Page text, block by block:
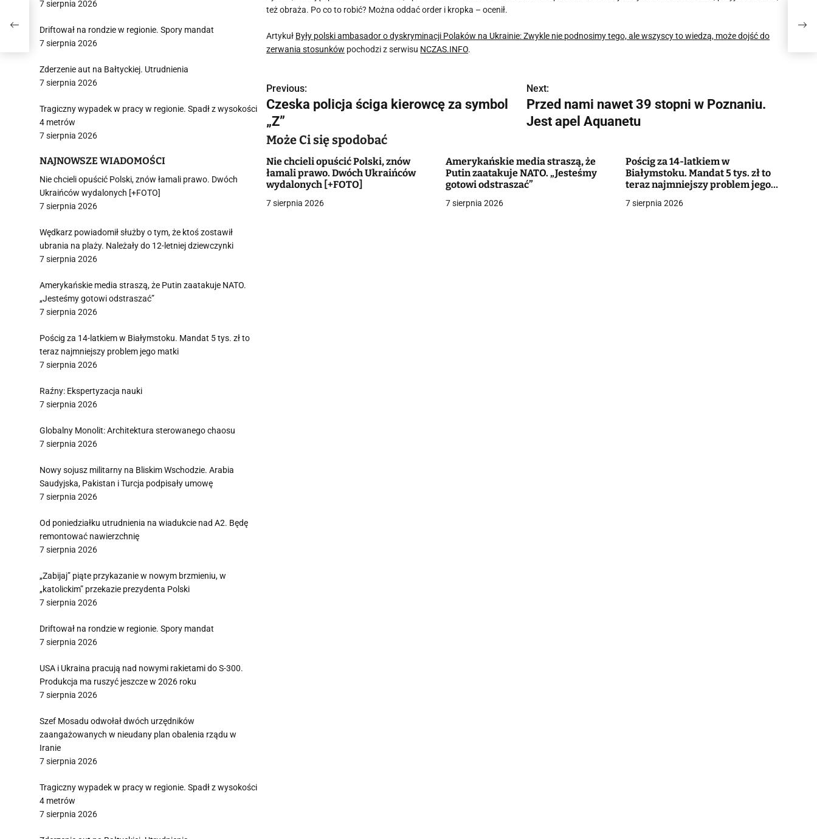
też obraża. Po co to robić? Można oddać order i kropka – ocenił.
Artykuł Były polski ambasador o dyskryminacji Polaków na Ukrainie: Zwykle nie podnosimy tego, ale wszyscy to wiedzą, może dojść do
zerwania stosunków pochodzi z serwisu NCZAS.INFO.
N
a
w
i
g
a
Previous:
Czeska policja ściga kierowcę za symbol
„Z”
Next:
Przed nami nawet 39 stopni w Poznaniu.
Jest apel Aquanetu
Może Ci się spodobać
Nie chcieli opuścić Polski, znów
łamali prawo. Dwóch Ukraińców
wydalonych [+FOTO]
7 sierpnia 2026
Amerykańskie media straszą, że
Putin zaatakuje NATO. „Jesteśmy
gotowi odstraszać”
7 sierpnia 2026
Pościg za 14-latkiem w
Białymstoku. Mandat 5 tys. zł to
teraz najmniejszy problem jego
7 sierpnia 2026
7 sierpnia 2026
Driftował na rondzie w regionie. Spory mandat
7 sierpnia 2026
Zderzenie aut na Bałtyckiej. Utrudnienia
7 sierpnia 2026
Tragiczny wypadek w pracy w regionie. Spadł z wysokości
4 metrów
7 sierpnia 2026
NAJNOWSZE WIADOMOŚCI
Nie chcieli opuścić Polski, znów łamali prawo. Dwóch
Ukraińców wydalonych [+FOTO]
7 sierpnia 2026
Wędkarz powiadomił służby o tym, że ktoś zostawił
ubrania na plaży. Należały do 12-letniej dziewczynki
7 sierpnia 2026
Amerykańskie media straszą, że Putin zaatakuje NATO.
„Jesteśmy gotowi odstraszać”
7 sierpnia 2026
Pościg za 14-latkiem w Białymstoku. Mandat 5 tys. zł to
teraz najmniejszy problem jego matki
7 sierpnia 2026
Raźny: Ekspertyzacja nauki
7 sierpnia 2026
Globalny Monolit: Architektura sterowanego chaosu
7 sierpnia 2026
Nowy sojusz militarny na Bliskim Wschodzie. Arabia
Saudyjska, Pakistan i Turcja podpisały umowę
7 sierpnia 2026
Od poniedziałku utrudnienia na wiadukcie nad A2. Będę
remontować nawierzchnię
7 sierpnia 2026
„Zabijaj” piąte przykazanie w nowym brzmieniu, w
„katolickim” przekazie prezydenta Polski
7 sierpnia 2026
Driftował na rondzie w regionie. Spory mandat
7 sierpnia 2026
USA i Ukraina pracują nad nowymi rakietami do S-300.
Produkcja ma ruszyć jeszcze w 2026 roku
7 sierpnia 2026
Szef Mosadu odwołał dwóch urzędników
zaangażowanych w nieudany plan obalenia rządu w
Iranie
7 sierpnia 2026
Tragiczny wypadek w pracy w regionie. Spadł z wysokości
4 metrów
7 sierpnia 2026